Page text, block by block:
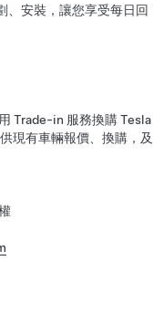
、安裝，讓您享受每日回
Trade-in 服務換購 Tesla
現有車輛報價、換購，及